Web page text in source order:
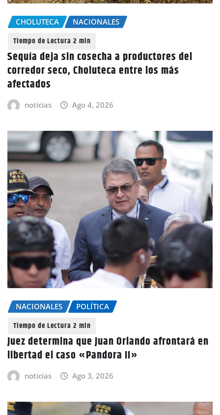
CHOLUTECA NACIONALES
Sequía deja sin cosecha a productores del
corredor seco, Choluteca entre los más
afectados
noticias Ago 4, 2026
NACIONALES POLÍTICA
Juez determina que Juan Orlando afrontará en
libertad el caso «Pandora II»
noticias Ago 3, 2026